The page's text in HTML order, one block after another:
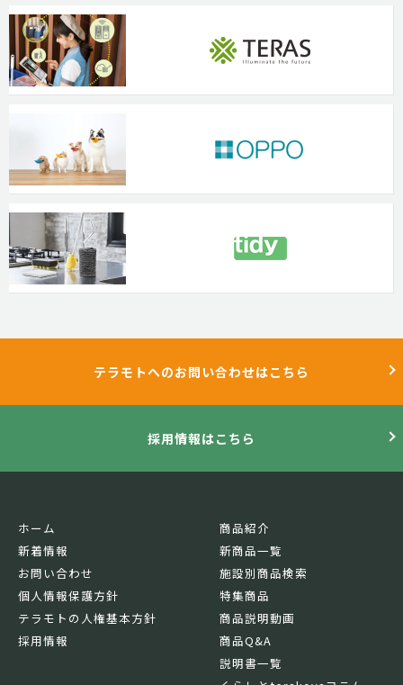
テラモトへのお問い合わせはこちら
採用情報はこちら
ホーム
新着情報
お問い合わせ
個人情報保護方針
テラモトの人権基本方針
採用情報
商品紹介
新商品一覧
施設別商品検索
特集商品
商品説明動画
商品Q&A
説明書一覧